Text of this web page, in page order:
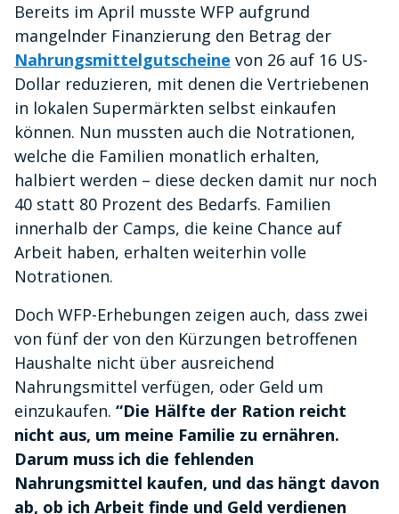
Bereits im April musste WFP aufgrund
mangelnder Finanzierung den Betrag der
Nahrungsmittelgutscheine von 26 auf 16 US-
Dollar reduzieren, mit denen die Vertriebenen
in lokalen Supermärkten selbst einkaufen
können. Nun mussten auch die Notrationen,
welche die Familien monatlich erhalten,
halbiert werden – diese decken damit nur noch
40 statt 80 Prozent des Bedarfs. Familien
innerhalb der Camps, die keine Chance auf
Arbeit haben, erhalten weiterhin volle
Notrationen.
Doch WFP-Erhebungen zeigen auch, dass zwei
von fünf der von den Kürzungen betroffenen
Haushalte nicht über ausreichend
Nahrungsmittel verfügen, oder Geld um
einzukaufen. “Die Hälfte der Ration reicht
nicht aus, um meine Familie zu ernähren.
Darum muss ich die fehlenden
Nahrungsmittel kaufen, und das hängt davon
ab, ob ich Arbeit finde und Geld verdienen